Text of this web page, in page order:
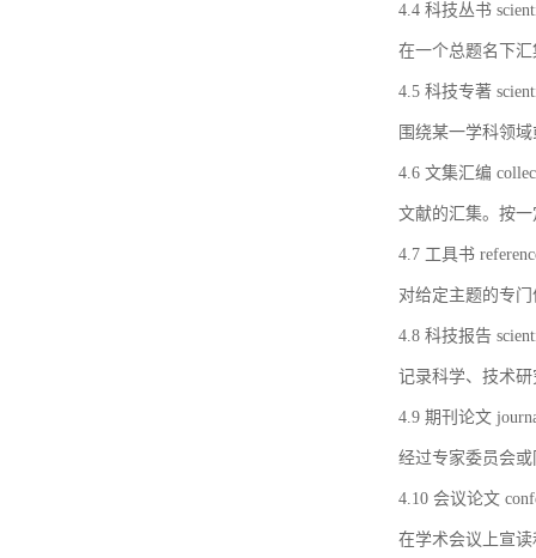
4.4 科技丛书
在一个总题名下
4.5 科技专著
围绕某一学科领
4.6 文集汇编
文献的汇集。按
4.7 工具书
对给定主题的专
4.8 科技报告
记录科学、技术
4.9 期刊论文
经过专家委员会
4.10 会议论文
在学术会议上宣